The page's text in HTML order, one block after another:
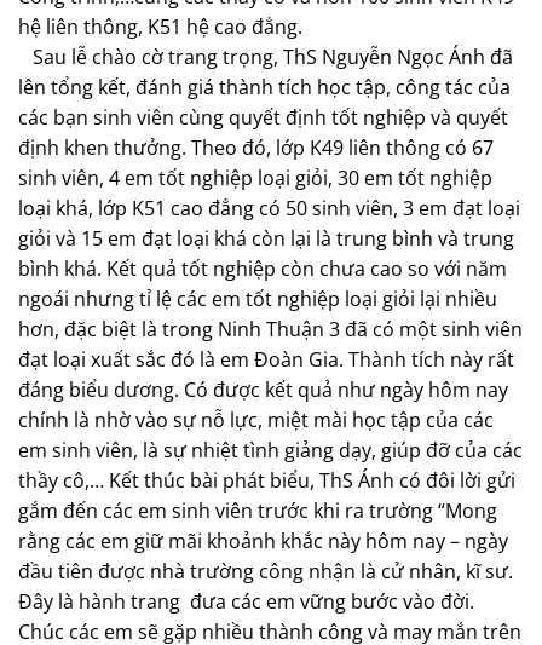
hệ liên thông, K51 hệ cao đẳng.
Sau lễ chào cờ trang trọng, ThS Nguyễn Ngọc Ánh đã
lên tổng kết, đánh giá thành tích học tập, công tác của
các bạn sinh viên cùng quyết định tốt nghiệp và quyết
định khen thưởng. Theo đó, lớp K49 liên thông có 67
sinh viên, 4 em tốt nghiệp loại giỏi, 30 em tốt nghiệp
loại khá, lớp K51 cao đẳng có 50 sinh viên, 3 em đạt loại
giỏi và 15 em đạt loại khá còn lại là trung bình và trung
bình khá. Kết quả tốt nghiệp còn chưa cao so với năm
ngoái nhưng tỉ lệ các em tốt nghiệp loại giỏi lại nhiều
hơn, đặc biệt là trong Ninh Thuận 3 đã có một sinh viên
đạt loại xuất sắc đó là em Đoàn Gia. Thành tích này rất
đáng biểu dương. Có được kết quả như ngày hôm nay
chính là nhờ vào sự nỗ lực, miệt mài học tập của các
em sinh viên, là sự nhiệt tình giảng dạy, giúp đỡ của các
thầy cô,… Kết thúc bài phát biểu, ThS Ánh có đôi lời gửi
gắm đến các em sinh viên trước khi ra trường “Mong
rằng các em giữ mãi khoảnh khắc này hôm nay – ngày
đầu tiên được nhà trường công nhận là cử nhân, kĩ sư.
Đây là hành trang đưa các em vững bước vào đời.
Chúc các em sẽ gặp nhiều thành công và may mắn trên